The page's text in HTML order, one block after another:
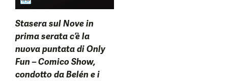
Stasera sul Nove in
prima serata c’è la
nuova puntata di Only
Fun – Comico Show,
condotto da Belén e i